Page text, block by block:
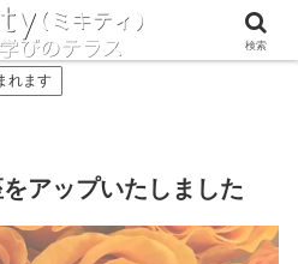
Service
れます
アップいたしました
検索